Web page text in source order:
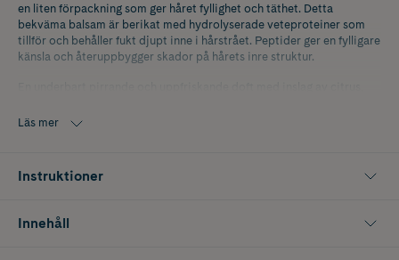
en liten förpackning som ger håret fyllighet och täthet. Detta
bekväma balsam är berikat med hydrolyserade veteproteiner som
tillför och behåller fukt djupt inne i hårstrået. Peptider ger en fylligare
känsla och återuppbygger skador på hårets inre struktur.
Läs mer
Instruktioner
Innehåll